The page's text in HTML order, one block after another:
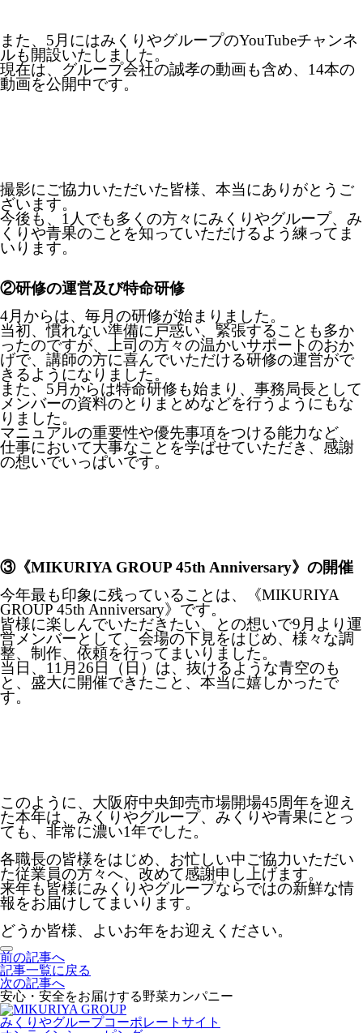
また、5月にはみくりやグループのYouTubeチャンネ
ルも開設いたしました。
現在は、グループ会社の誠孝の動画も含め、14本の
動画を公開中です。
撮影にご協力いただいた皆様、本当にありがとうご
ざいます。
今後も、1人でも多くの方々にみくりやグループ、み
くりや青果のことを知っていただけるよう練ってま
いります。
②研修の運営及び特命研修
4月からは、毎月の研修が始まりました。
当初、慣れない準備に戸惑い、緊張することも多か
ったのですが、上司の方々の温かいサポートのおか
げで、講師の方に喜んでいただける研修の運営がで
きるようになりました。
また、5月からは特命研修も始まり、事務局長として
メンバーの資料のとりまとめなどを行うようにもな
りました。
マニュアルの重要性や優先事項をつける能力など、
仕事において大事なことを学ばせていただき、感謝
の想いでいっぱいです。
③《MIKURIYA GROUP 45th Anniversary》の開催
今年最も印象に残っていることは、《MIKURIYA
GROUP 45th Anniversary》です。
皆様に楽しんでいただきたい、との想いで9月より運
営メンバーとして、会場の下見をはじめ、様々な調
整、制作、依頼を行ってまいりました。
当日、11月26日（日）は、抜けるような青空のも
と、盛大に開催できたこと、本当に嬉しかったで
す。
このように、大阪府中央卸売市場開場45周年を迎え
た本年は、みくりやグループ、みくりや青果にとっ
ても、非常に濃い1年でした。
各職長の皆様をはじめ、お忙しい中ご協力いただい
た従業員の方々へ、改めて感謝申し上げます。
来年も皆様にみくりやグループならではの新鮮な情
報をお届けしてまいります。
どうか皆様、よいお年をお迎えください。
前の記事へ
記事一覧に戻る
次の記事へ
安心・安全をお届けする野菜カンパニー
みくりやグループコーポレートサイト